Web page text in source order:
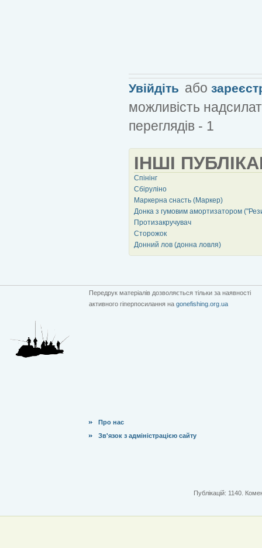
Увійдіть або
можливість
переглядів - 1
ІНШІ
Спінінг
Сбіруліно
Маркерна снасть (Маркер)
Донка з гумовим амортизатором
Протизакручувач
Сторожок
Донний лов (донна ловля)
Передрук матеріалів дозволяється тільки за наявності
активного гіперпосилання на gonefishing.org.ua
Про нас
Зв'язок з адміністрацією сайту
Публікацій: 1140.